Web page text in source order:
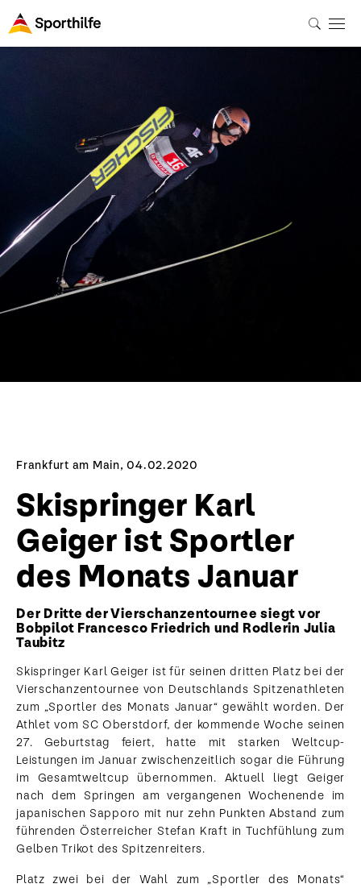
Frankfurt am Main, 04.02.2020
Skispringer Karl
Geiger ist Sportler
des Monats Januar
Der Dritte der Vierschanzentournee siegt vor
Bobpilot Francesco Friedrich und Rodlerin Julia
Taubitz
Skispringer Karl Geiger ist für seinen dritten Platz bei der
Vierschanzentournee von Deutschlands Spitzenathleten
zum „Sportler des Monats Januar“ gewählt worden. Der
Athlet vom SC Oberstdorf, der kommende Woche seinen
27. Geburtstag feiert, hatte mit starken Weltcup-
Leistungen im Januar zwischenzeitlich sogar die Führung
im Gesamtweltcup übernommen. Aktuell liegt Geiger
nach dem Springen am vergangenen Wochenende im
japanischen Sapporo mit nur zehn Punkten Abstand zum
führenden Österreicher Stefan Kraft in Tuchfühlung zum
Gelben Trikot des Spitzenreiters.
Platz zwei bei der Wahl zum „Sportler des Monats“